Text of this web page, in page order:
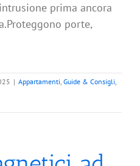
prima ancora
porte,
| Appartamenti, Guide & Consigli,